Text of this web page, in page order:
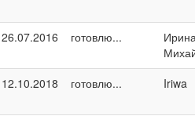
26.07.2016 готовлю...
12.10.2018 готовлю... Iriwa